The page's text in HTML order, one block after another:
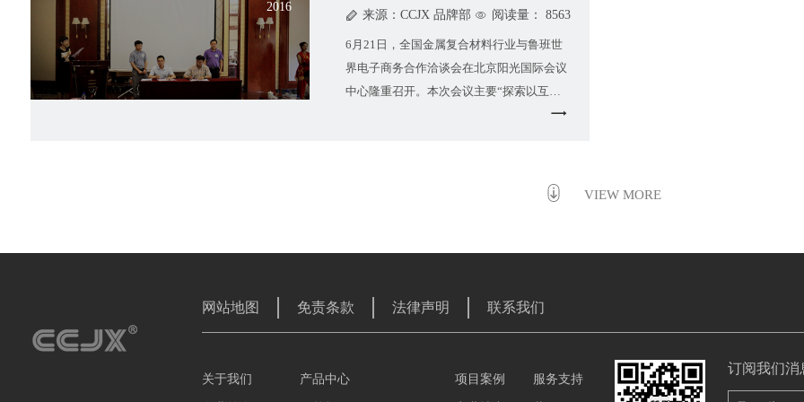
2016
来源：CCJX 品牌部 阅读量： 8563
6月21日，全国金属复合材料行业与鲁班世
界电子商务合作洽谈会在北京阳光国际会议
中心隆重召开。本次会议主要“探索以互联
网促进金属装饰材料产业转型的新模式”，
秋星主持，公司中层以上管理人员及公司安
全生产管委会成员、班组长以上人员参加了
全生产情况做了详细的汇报，2015年度，安
09-20 集团下辖上海吉祥实业有限公司参加“第十三届上海国际广告标